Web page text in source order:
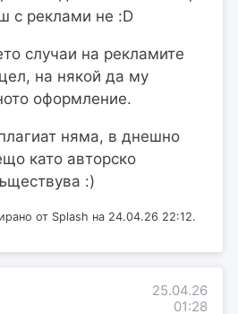
с реклами не :D
случаи на рекламите
на някой да му
оформление.
няма, в днешно
като авторско
:)
от Splash на 24.04.26 22:12.
25.04.26
01:28